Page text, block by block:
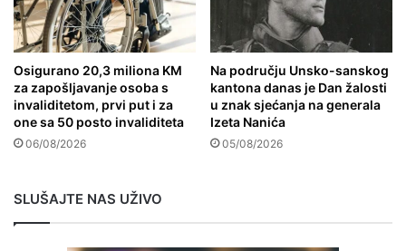
Osigurano 20,3 miliona KM
za zapošljavanje osoba s
invaliditetom, prvi put i za
one sa 50 posto invaliditeta
06/08/2026
Na području Unsko-sanskog
kantona danas je Dan žalosti
u znak sjećanja na generala
Izeta Nanića
05/08/2026
SLUŠAJTE NAS UŽIVO